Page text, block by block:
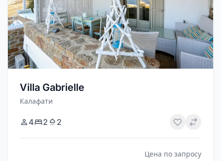
Villa Gabrielle
Калафати
4 2 2
Цена по запросу